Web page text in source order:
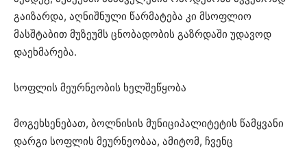
გაიზარდა, აღნიშნული წარმატება კი მსოფლიო
მასშტაბით მუზეუმს ცნობადობის გაზრდაში უდავოდ
დაეხმარება.
სოფლის მეურნეობის ხელშეწყობა
მოგეხსენებათ, ბოლნისის მუნიციპალიტეტის წამყვანი
დარგი სოფლის მეურნეობაა, ამიტომ, ჩვენც